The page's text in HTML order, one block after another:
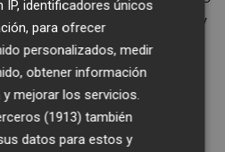
con las mismas reglas y
que
predatorios. No sé
pero sí que están
identificadores únicos
para ofrecer
personalizados, medir
obtener información
mejorar los servicios.
(1913) también
datos para estos y